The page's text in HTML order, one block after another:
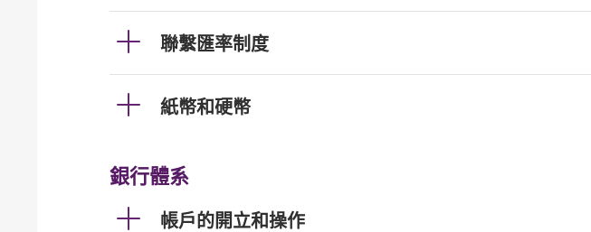
聯繫匯率制度
紙幣和硬幣
銀行體系
帳戶的開立和操作